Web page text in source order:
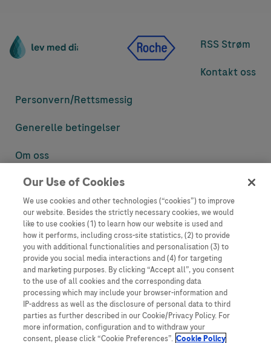
RSS Strøm
Kontakt oss
Personvern/Rettsmessig
Generelle betingelser
Om oss
Denne nettsiden inneholder informasjon som er målsatt til en stor
informasjon som ellers ikke er tilgjengelig eller gyldig i ditt land.
Vennligst vær oppmerksom på at vi ikke tar noe ansvar for tilgang til
informasjon som muligens ikke er i samsvar med noen gyldig juridisk
prosess, regulering, registrering eller bruk i bostedslandet ditt.
Roche har ikke alltid mulighet til å kvalitetssikre andres innlegg, men
vil fjerne villedende eller upassende innlegg så langt det lar seg gjøre.
Vi har ikke ansvar for innhold på eksterne nettsider som det lenkes til.
Kopiering av materiale fra dette nettstedet for bruk annet sted er ikke
tillatt uten avtale. Nettstedet selger plass til annonsører, og slikt
innhold er merket.
Our Use of Cookies
We use cookies and other technologies (“cookies”) to improve
our website. Besides the strictly necessary cookies, we would
like to use cookies (1) to learn how our website is used and
how it performs, including cross-site statistics, (2) to provide
you with additional functionalities and personalisation (3) to
provide you social media interactions and (4) for targeting
and marketing purposes. By clicking “Accept all”, you consent
to the use of all cookies and the corresponding data
processing which may include your browser-information and
IP-address as well as the disclosure of personal data to third
parties as further described in our Cookie/Privacy Policy. For
more information, configuration and to withdraw your
consent, please click “Cookie Preferences”. Cookie Policy